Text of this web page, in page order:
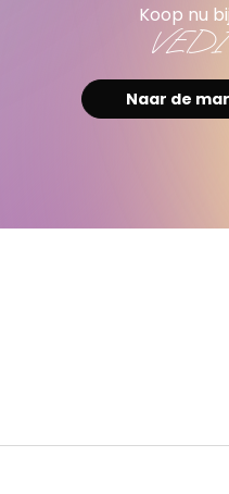
Koop nu bij
VEDI
Naar de